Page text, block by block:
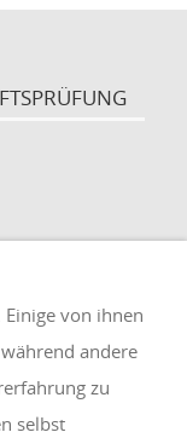
von ihnen
andere
zu
selbst